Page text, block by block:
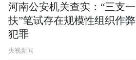
河南公安机关查实：“三支一
扶”笔试存在规模性组织作弊
犯罪
央视新闻